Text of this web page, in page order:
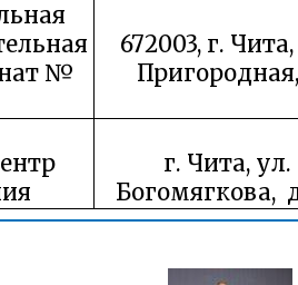
№
672003, г.
г. Чита, ул.
Богомягкова,